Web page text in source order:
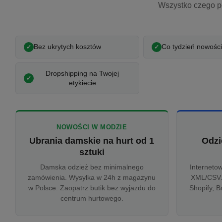
Wszystko czego
Bez ukrytych kosztów Co tydzień nowości
Dropshipping na Twojej
etykiecie
NOWOŚCI W MODZIE
Ubrania damskie na hurt od 1
sztuki
Damska odzież bez minimalnego
zamówienia. Wysyłka w 24h z magazynu
w Polsce. Zaopatrz butik bez wyjazdu do
centrum hurtowego.
XML/
Shopify,